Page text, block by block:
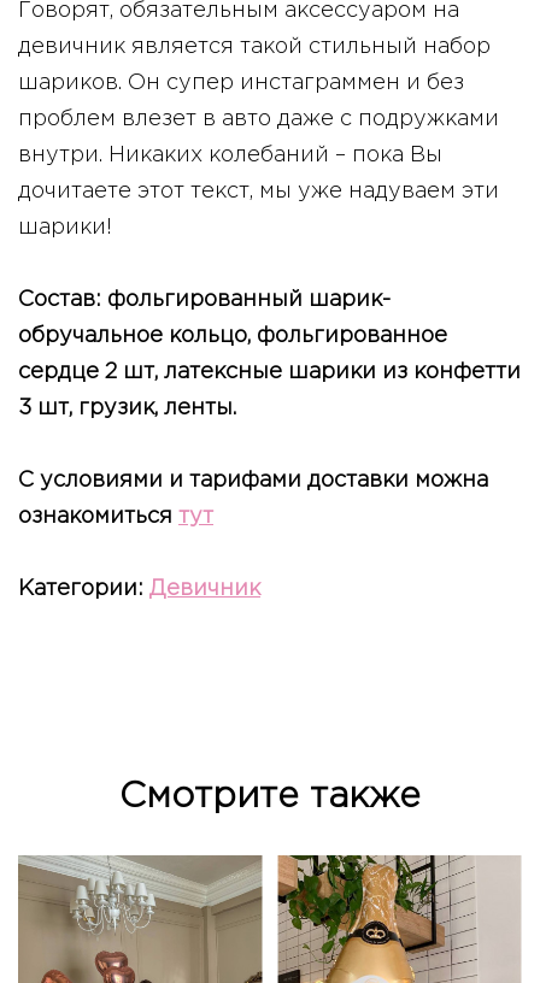
Говорят, обязательным аксессуаром на
девичник является такой стильный набор
шариков. Он супер инстаграммен и без
проблем влезет в авто даже с подружками
внутри. Никаких колебаний – пока Вы
дочитаете этот текст, мы уже надуваем эти
шарики!
Состав: фольгированный шарик-
обручальное кольцо, фольгированное
сердце 2 шт, латексные шарики из конфетти
3 шт, грузик, ленты.
С условиями и тарифами доставки можна
ознакомиться тут
Категории: Девичник
Смотрите также